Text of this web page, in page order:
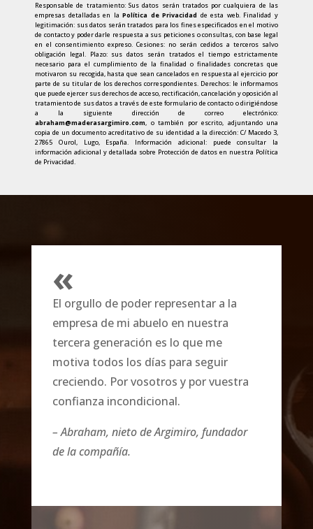
Responsable de tratamiento: Sus datos serán tratados por cualquiera de las
empresas detalladas en laPolítica de Privacidad de esta web. Finalidad y
legitimación: sus datos serán tratados para los fines especificados en el motivo
de contacto y poder darle respuesta a sus peticiones o consultas, con base legal
en el consentimiento expreso. Cesiones: no serán cedidos a terceros salvo
obligación legal. Plazo: sus datos serán tratados el tiempo estrictamente
necesario para el cumplimiento de la finalidad o finalidades concretas que
motivaron su recogida, hasta que sean cancelados en respuesta al ejercicio por
parte de su titular de los derechos correspondientes. Derechos: le informamos
que puede ejercer sus derechos de acceso, rectificación, cancelación y oposición al
tratamiento de sus datos a través de este formulario de contacto o dirigiéndose
a la siguiente dirección de correo electrónico:
abraham@maderasargimiro.com, o también por escrito, adjuntando una
copia de un documento acreditativo de su identidad a la dirección: C/ Macedo 3,
27865 Ourol, Lugo, España. Información adicional: puede consultar la
información adicional y detallada sobre Protección de datos en nuestra Política
de Privacidad.
«
El orgullo de poder representar a la
empresa de mi abuelo en nuestra
tercera generación es lo que me
motiva todos los días para seguir
creciendo. Por vosotros y por vuestra
confianza incondicional.
– Abraham, nieto de Argimiro, fundador
de la compañía.